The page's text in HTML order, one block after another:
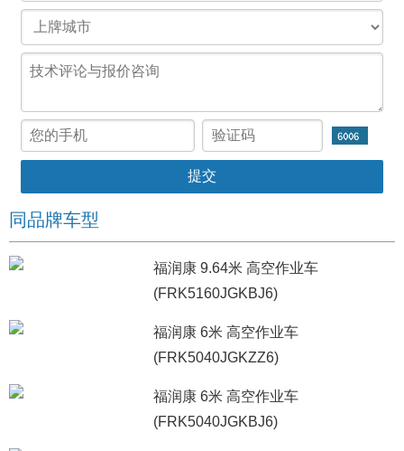
同品牌车型
福润康 9.64米 高空作业车
(FRK5160JGKBJ6)
福润康 6米 高空作业车
(FRK5040JGKZZ6)
福润康 6米 高空作业车
(FRK5040JGKBJ6)